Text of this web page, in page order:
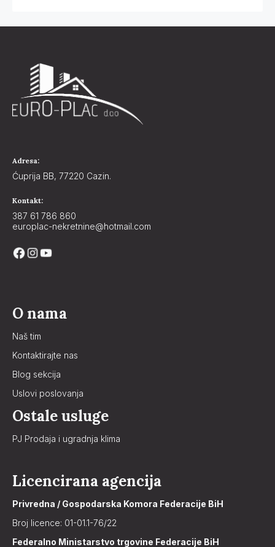
Adresa:
Ćuprija BB, 77220 Cazin.
Kontakt:
387 61 786 860
europlac-nekretnine@hotmail.com
O nama
Naš tim
Kontaktirajte nas
Blog sekcija
Uslovi poslovanja
Ostale usluge
PJ Prodaja i ugradnja klima
Licencirana agencija
Privredna / Gospodarska Komora Federacije BiH
Broj licence: 01-01.1-76/22
Federalno Ministarstvo trgovine Federacije BiH